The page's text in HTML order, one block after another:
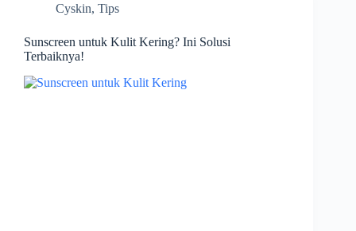
Cyskin, Tips
Sunscreen untuk Kulit Kering? Ini Solusi
Terbaiknya!